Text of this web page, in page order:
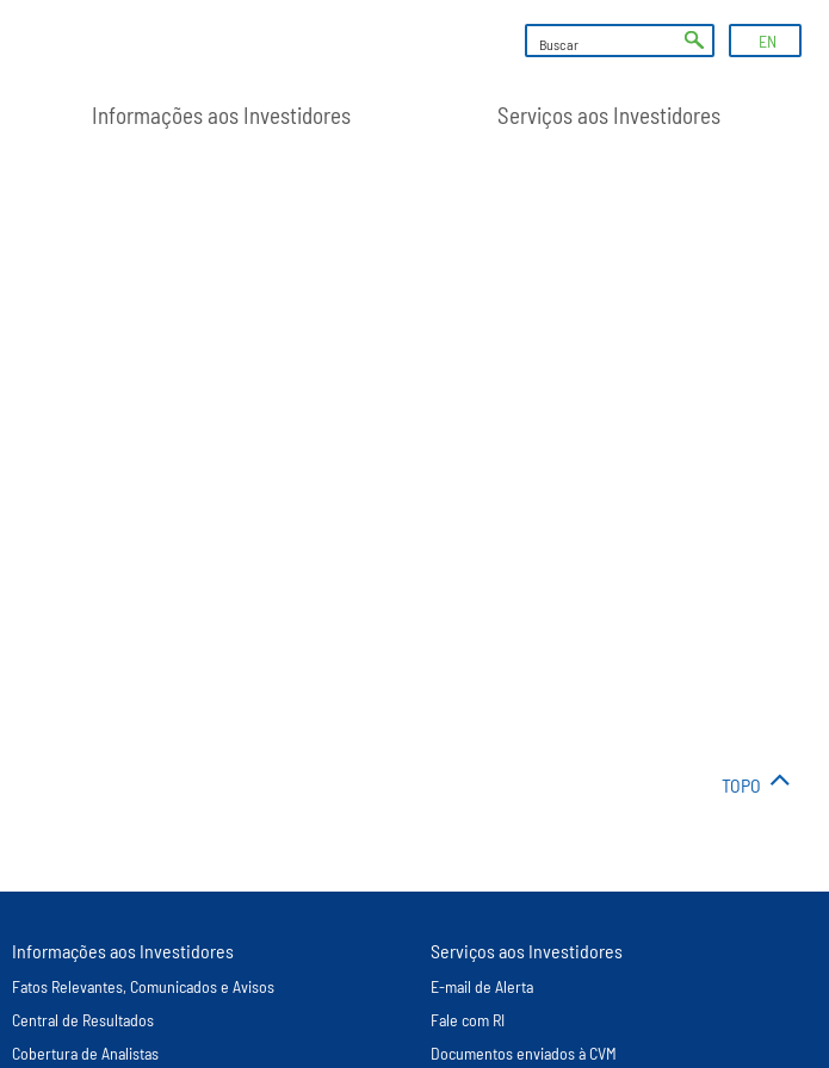
EN
Informações aos Investidores Serviços aos Investidores
TOPO
Informações aos Investidores
Fatos Relevantes, Comunicados e Avisos
Central de Resultados
Cobertura de Analistas
Serviços aos Investidores
E-mail de Alerta
Fale com RI
Documentos enviados à CVM